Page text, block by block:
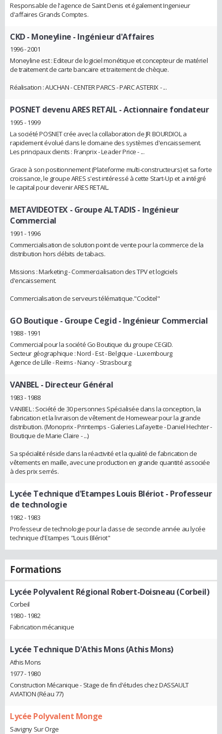
Responsable de l'agence de Saint Denis et également Ingenieur
d'affaires Grands Comptes.
CKD - Moneyline - Ingénieur d'Affaires
1996 - 2001
Moneyline est : Editeur de logiciel monétique et concepteur de matériel
de traitement de carte bancaire et traitement de chèque.
Réalisation : AUCHAN - CENTER PARCS - PARC ASTERIX - ...
POSNET devenu ARES RETAIL - Actionnaire fondateur
1995 - 1999
La société POSNET crée avec la collaboration de JR BOURDIOL a
rapidement évolué dans le domaine des systèmes d'encaissement.
Les principaux clients : Franprix - Leader Price - ...
Grace à son positionnement (Plateforme multi-constructeurs) et sa forte
croissance, le groupe ARES s'est intéressé à cette Start-Up et a intégré
le capital pour devenir ARES RETAIL.
METAVIDEOTEX - Groupe ALTADIS- Ingénieur
Commercial
1991 - 1996
Commercialisation de solution point de vente pour la commerce de la
distribution hors débits de tabacs.
Missions : Marketing - Commercialisation des TPV et logiciels
d'encaissement.
Commercialisation de serveurs télématique."Cocktel"
GO Boutique - Groupe Cegid - Ingénieur Commercial
1988 - 1991
Commercial pour la société Go Boutique du groupe CEGID.
Secteur géographique : Nord - Est - Belgique - Luxembourg
Agence de Lille - Reims - Nancy - Strasbourg
VANBEL - Directeur Général
1983 - 1988
VANBEL : Société de 30 personnes Spécialisée dans la conception, la
fabrication et la livraison de vêtement de Homewear pour la grande
distribution. (Monoprix - Printemps - Galeries Lafayette - Daniel Hechter -
Boutique de Marie Claire - ...)
Sa spécialité réside dans la réactivité et la qualité de fabrication de
vêtements en maille, avec une production en grande quantité associée
à des prix serrés.
Lycée Technique d'Etampes Louis Blériot - Professeur
de technologie
1982 - 1983
Professeur de technologie pour la classe de seconde année au lycée
technique d'Etampes "Louis Blériot"
Formations
Lycée Polyvalent Régional Robert-Doisneau (Corbeil)
Corbeil
1980 - 1982
Fabrication mécanique
Lycée Technique D'Athis Mons (Athis Mons)
Athis Mons
1977 - 1980
Construction Mécanique - Stage de fin d'études chez DASSAULT
AVIATION (Réau 77)
Lycée Polyvalent Monge
Savigny Sur Orge